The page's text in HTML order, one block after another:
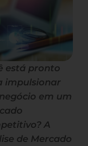
está pronto
impulsionar
em um
A
de Mercado